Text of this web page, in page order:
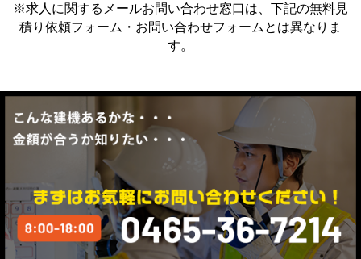
※求人に関するメールお問い合わせ窓口は、下記の無料見
積り依頼フォーム・お問い合わせフォームとは異なりま
す。